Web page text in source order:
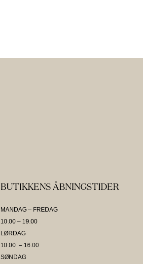
BUTIKKENS ÅBNINGSTIDER
MANDAG – FREDAG
10.00 – 19.00
LØRDAG
10.00 – 16.00
SØNDAG